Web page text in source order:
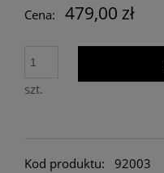
Cena:
479,00 zł
szt.
Kod produktu:
92003